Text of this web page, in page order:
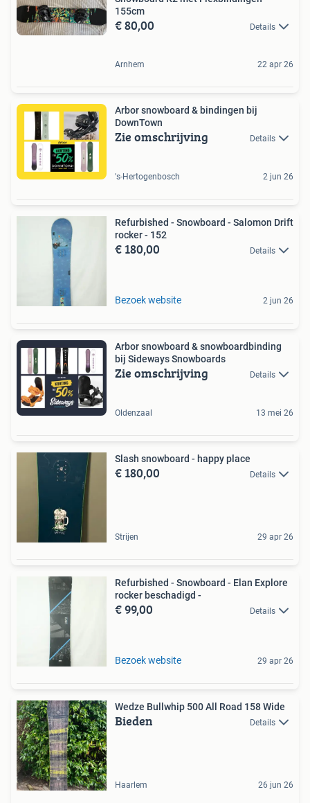
155cm
€ 80,00 Details
Arnhem 22 apr 26
Arbor snowboard & bindingen bij
DownTown
Zie omschrijving Details
's-Hertogenbosch 2 jun 26
Refurbished - Snowboard - Salomon Drift
rocker - 152
€ 180,00 Details
Bezoek website 2 jun 26
Arbor snowboard & snowboardbinding
bij Sideways Snowboards
Zie omschrijving Details
Oldenzaal 13 mei 26
Slash snowboard - happy place
€ 180,00 Details
Strijen 29 apr 26
Refurbished - Snowboard - Elan Explore
rocker beschadigd -
€ 99,00 Details
Bezoek website 29 apr 26
Wedze Bullwhip 500 All Road 158 Wide
Bieden Details
Haarlem 26 jun 26